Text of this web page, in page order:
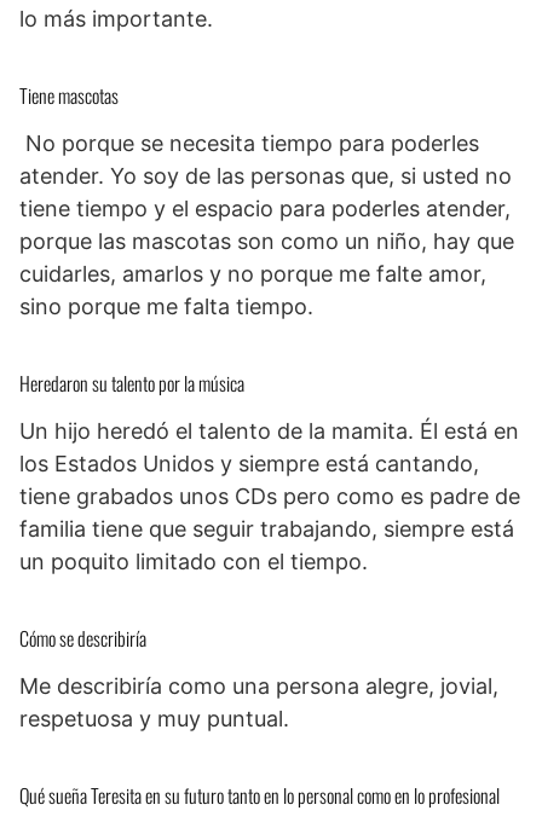
lo más importante.
Tiene mascotas
No porque se necesita tiempo para poderles
atender. Yo soy de las personas que, si usted no
tiene tiempo y el espacio para poderles atender,
porque las mascotas son como un niño, hay que
cuidarles, amarlos y no porque me falte amor,
sino porque me falta tiempo.
Heredaron su talento por la música
Un hijo heredó el talento de la mamita. Él está en
los Estados Unidos y siempre está cantando,
tiene grabados unos CDs pero como es padre de
familia tiene que seguir trabajando, siempre está
un poquito limitado con el tiempo.
Cómo se describiría
Me describiría como una persona alegre, jovial,
respetuosa y muy puntual.
Qué sueña Teresita en su futuro tanto en lo personal como en lo profesional